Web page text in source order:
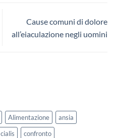
Cause comuni di dolore
all’eiaculazione negli uomini
Alimentazione
ansia
cialis
confronto